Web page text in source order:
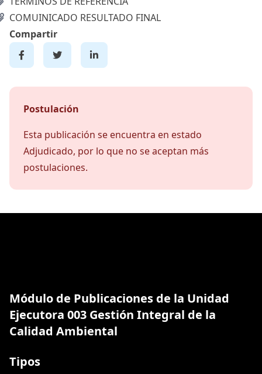
COMUINICADO RESULTADO FINAL
Compartir
Postulación
Esta publicación se encuentra en estado
Adjudicado, por lo que no se aceptan más
postulaciones.
Módulo de Publicaciones de la Unidad
Ejecutora 003 Gestión Integral de la
Calidad Ambiental
Tipos